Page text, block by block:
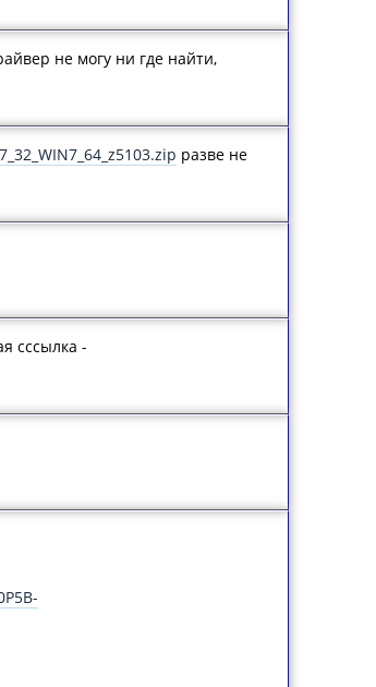
не могу ни где найти,
разве не
сссылка -